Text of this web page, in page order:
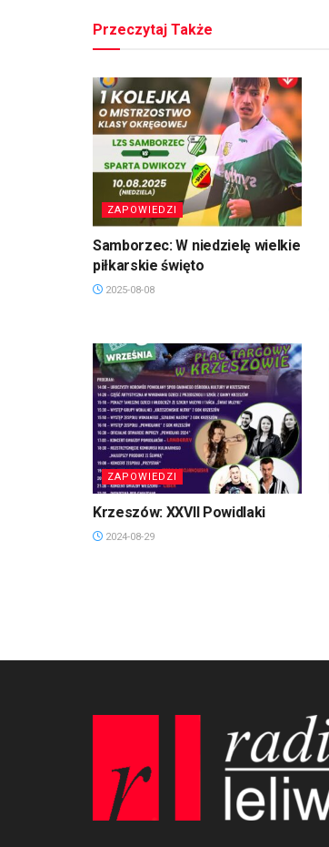
Przeczytaj Także
ZAPOWIEDZI
Samborzec: W niedzielę wielkie
piłkarskie święto
2025-08-08
ZAPOWIEDZI
Krzeszów: XXVII Powidlaki
2024-08-29